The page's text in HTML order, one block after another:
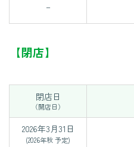
－
【閉店】
閉店日
（開店日）
2026年3月31日
(2026年秋 予定)